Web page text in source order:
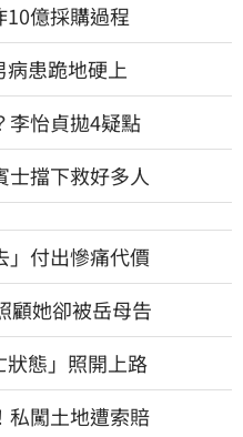
億採購過程
患跪地硬上
李怡貞拋4疑點
士擋下救好多人
付出慘痛代價
她卻被岳母告
狀態」照開上路
私闖土地遭索賠